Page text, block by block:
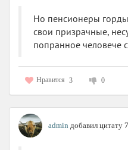
Но пенсионеры
свои призрачные,
попранное человече
Нравится 3 0
admin добавил цитату